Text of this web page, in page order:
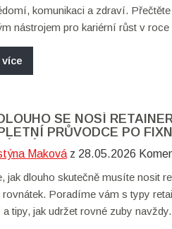
komunikaci a zdraví.
nástrojem pro kariérní růst v roce
SE NOSÍ
PRŮVODCE PO
Makováz 28.05.2026
jak dlouho skutečně musíte nosit
Poradíme vám s typy
tipy, jak udržet rovné zuby navždy.